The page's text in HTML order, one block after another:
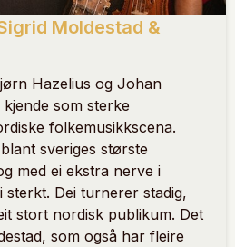
Moldestad &
Hazelius og Johan
som sterke
folkemusikkscena.
sveriges største
med ei ekstra nerve i
sterkt. Dei turnerer stadig,
stort nordisk publikum. Det
som også har fleire